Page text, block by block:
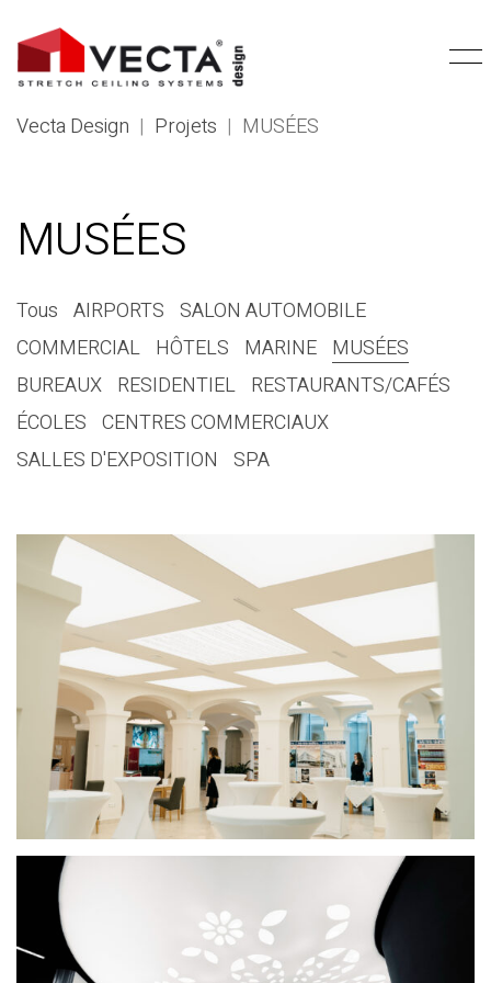
Vecta Design | Projets | MUSÉES
MUSÉES
Tous AIRPORTS SALON AUTOMOBILE
COMMERCIAL HÔTELS MARINE MUSÉES
BUREAUX RESIDENTIEL RESTAURANTS/CAFÉS
ÉCOLES CENTRES COMMERCIAUX
SALLES D'EXPOSITION SPA